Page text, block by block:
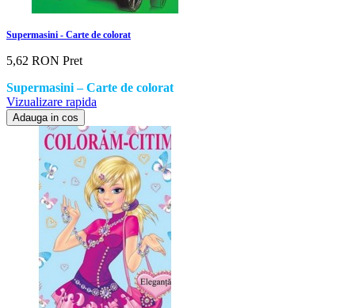
Supermasini - Carte de colorat
5,62 RON Pret
Supermasini – Carte de colorat
Vizualizare rapida
Adauga in cos